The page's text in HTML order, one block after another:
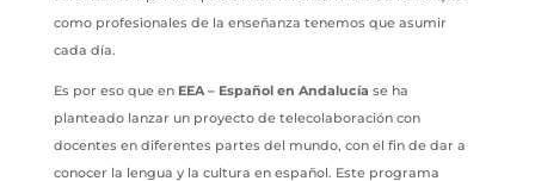
como profesionales de la enseñanza tenemos que asumir
cada día.
Es por eso que en EEA – Español en Andalucía se ha
planteado lanzar un proyecto de telecolaboración con
docentes en diferentes partes del mundo, con el fin de dar a
conocer la lengua y la cultura en español. Este programa